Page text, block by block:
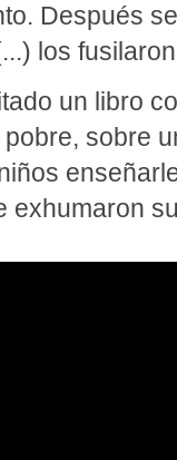
Después
los
un libro
sobre
exhumaron